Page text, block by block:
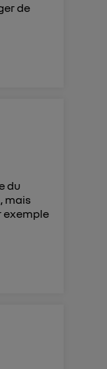
de
du
mais
exemple